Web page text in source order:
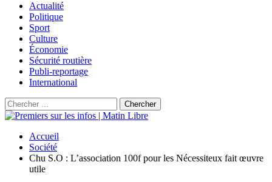
Actualité
Politique
Sport
Culture
Économie
Sécurité routière
Publi-reportage
International
Accueil
Société
Chu S.O : L’association 100f pour les Nécessiteux fait œuvre
utile